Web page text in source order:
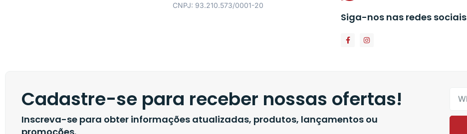
CNPJ: 93.210.573/0001-20
Siga-nos nas redes sociais
Cadastre-se para receber nossas ofertas!
Inscreva-se para obter informações atualizadas, produtos, lançamentos ou